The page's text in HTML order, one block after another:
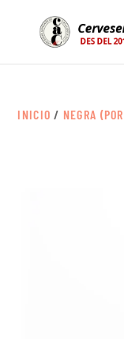
INICIO / NEGRA